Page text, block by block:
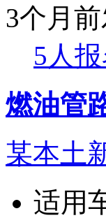
3个月
5人报
燃油管
某本土
适用